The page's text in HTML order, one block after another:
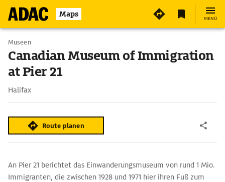
Maps MENÜ
Museen
Canadian Museum of Immigration
at Pier 21
Halifax
Route planen
An Pier 21 berichtet das Einwanderungsmuseum von rund 1 Mio.
Immigranten, die zwischen 1928 und 1971 hier ihren Fuß zum